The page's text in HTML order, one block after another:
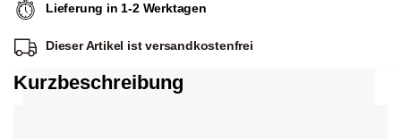
Lieferung in 1-2 Werktagen
Dieser Artikel istversandkostenfrei
Kurzbeschreibung